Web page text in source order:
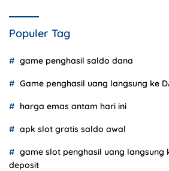
Populer Tag
game penghasil saldo dana
Game penghasil uang langsung ke
harga emas antam hari ini
apk slot gratis saldo awal
game slot penghasil uang langsung
deposit